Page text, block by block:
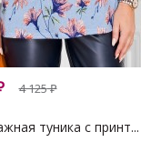
4 125₽
туника с принт...